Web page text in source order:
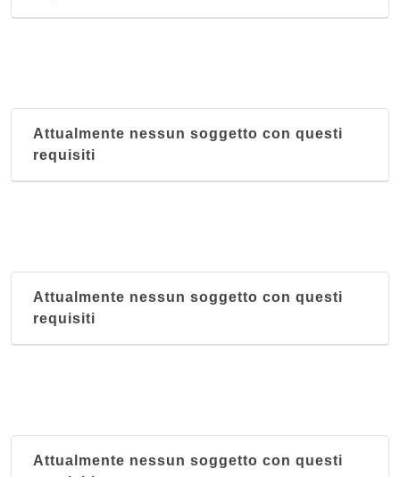
Attualmente nessun soggetto con questi
requisiti
Attualmente nessun soggetto con questi
requisiti
Attualmente nessun soggetto con questi